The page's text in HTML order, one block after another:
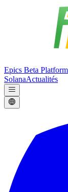
Epics Beta Platform
SolanaActualités